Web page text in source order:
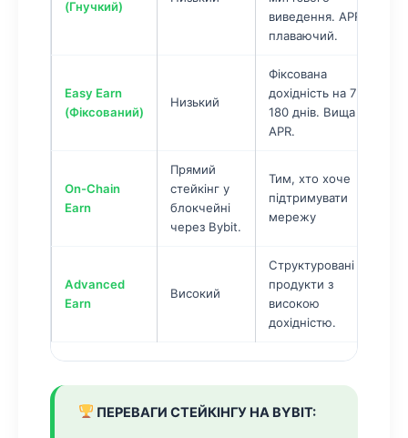
(Гнучкий)
виведення. APR
плаваючий.
Easy Earn
(Фіксований)
Низький
Фіксована
дохідність на 7-
180 днів. Вища
APR.
On-Chain
Earn
Прямий
стейкінг у
блокчейні
через Bybit.
Тим, хто хоче
підтримувати
мережу
Advanced
Earn
Високий
Структуровані
продукти з
високою
дохідністю.
ПЕРЕВАГИ СТЕЙКІНГУ НА BYBIT: